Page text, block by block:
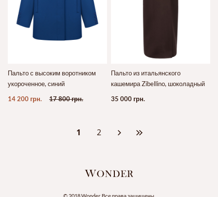
Пальто с высоким воротником
укороченное, синий
14 200 грн.
17 800 грн.
Пальто из итальянского
кашемира Zibellino, шоколадный
35 000 грн.
1 2
© 2018 Wonder. Все права защищены.